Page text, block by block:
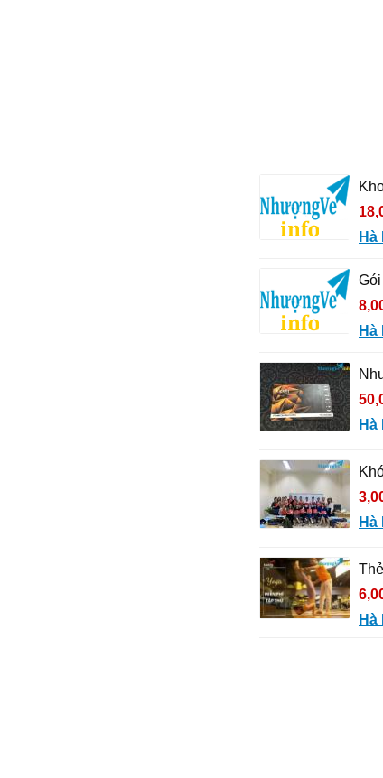
Hà
Hà
Hà
Hà
Hà